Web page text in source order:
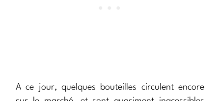
A ce jour, quelques bouteilles circulent encore